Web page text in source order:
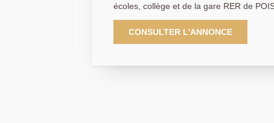
écoles, collège et de la gare RER de
la passerelle très prochainement) À deux
l'herbe ainsi que du parc Nelson
édifiée sur sous sol total, entièrement
CONSULTER L'ANNONCE